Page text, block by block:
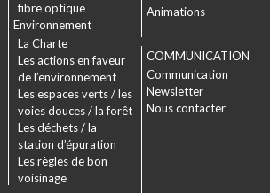
fibre optique
Environnement
La Charte
Les actions en faveur
de l’environnement
Les espaces verts / les
voies douces / la forêt
Les déchets / la
station d’épuration
Les règles de bon
voisinage
Animations
COMMUNICATION
Communication
Newsletter
Nous contacter